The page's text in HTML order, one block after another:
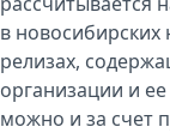
в
релизах,
организации и
можно и за счет